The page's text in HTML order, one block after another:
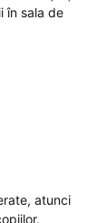
în sala de
atunci